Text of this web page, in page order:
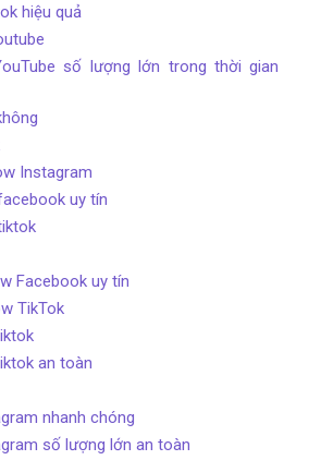
hiệu quả
số lượng lớn trong thời gian
Instagram
uy tín
Facebook uy tín
TikTok
an toàn
nhanh chóng
số lượng lớn an toàn